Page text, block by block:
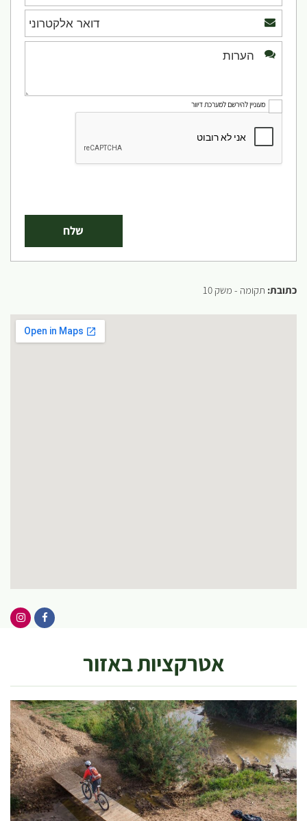
מעוניין להירשם למערכת דיוור
כתובת: תקומה - משק 10
אטרקציות באזור